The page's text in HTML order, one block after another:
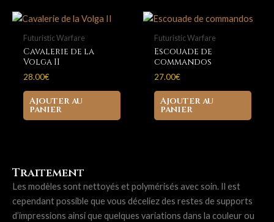
Futuristic Warfare
Cavalerie de la
Volga II
28.00€
Ajouter au
panier
Futuristic Warfare
Escouade de
commandos
27.00€
Ajouter au
panier
Traitement
Les modèles sont nettoyés et polymérisés avec soin. Il est
cependant possible que vous déceliez des restes de supports
d’impressions ainsi que quelques variations dans la couleur ou